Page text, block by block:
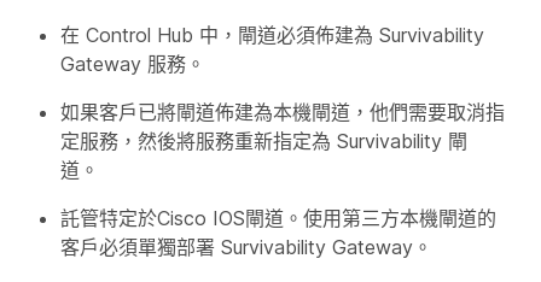
在 Control Hub 中，閘道必須佈建為 Survivability
Gateway 服務。
如果客戶已將閘道佈建為本機閘道，他們需要取消指
定服務，然後將服務重新指定為 Survivability 閘
道。
託管特定於Cisco IOS閘道。使用第三方本機閘道的
客戶必須單獨部署 Survivability Gateway。